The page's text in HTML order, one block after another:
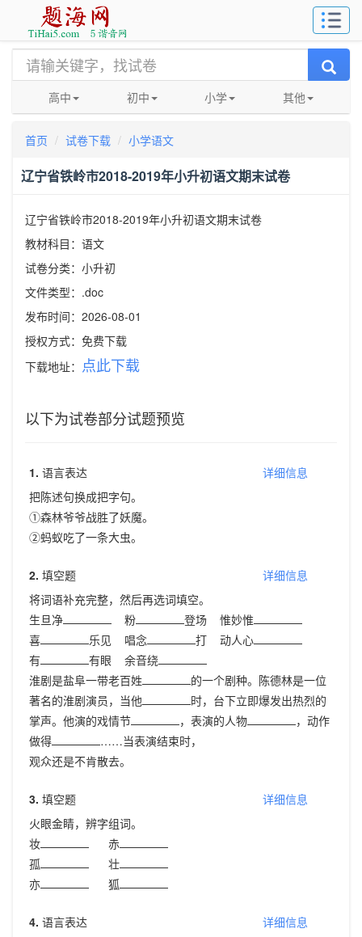
高中 初中 小学 其他
首页 试卷下载 小学语文
辽宁省铁岭市2018-2019年小升初语文期末试卷
辽宁省铁岭市2018-2019年小升初语文期末试卷
教材科目：语文
试卷分类：小升初
文件类型：.doc
发布时间：2026-08-01
授权方式：免费下载
下载地址： 点此下载
以下为试卷部分试题预览
1. 语言表达
详细信息
把陈述句换成把字句。
①森林爷爷战胜了妖魔。
②蚂蚁吃了一条大虫。
2. 填空题
详细信息
将词语补充完整，然后再选词填空。
生旦净
粉
登场 惟妙惟
喜
乐见 唱念
打 动人心
有
有眼 余音绕
淮剧是盐阜一带老百姓
的一个剧种。陈德林是一位
著名的淮剧演员，当他
时，台下立即爆发出热烈的
掌声。他演的戏情节
，表演的人物
，动作
做得
……当表演结束时，
观众还是不肯散去。
3. 填空题
详细信息
火眼金睛，辨字组词。
妆
赤
孤
壮
亦
狐
4. 语言表达
详细信息